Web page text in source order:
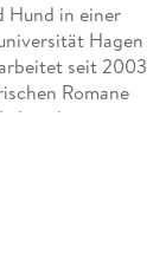
Hund in einer
Hagen
seit 2003
Romane
ihre